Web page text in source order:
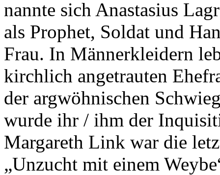
nannte sich Anastasius
als Prophet, Soldat und
Frau. In Männerkleidern
kirchlich angetrauten
der argwöhnischen
wurde ihr / ihm der
Margareth Link war die
„Unzucht mit einem